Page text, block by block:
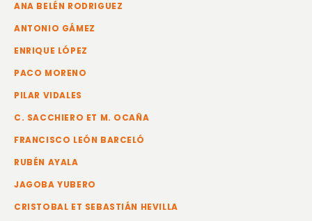
ANA BELÉN RODRIGUEZ
ANTONIO GÁMEZ
ENRIQUE LÓPEZ
PACO MORENO
PILAR VIDALES
C. SACCHIERO ET M. OCAÑA
FRANCISCO LEÓN BARCELÓ
RUBÉN AYALA
JAGOBA YUBERO
CRISTOBAL ET SEBASTIÁN HEVILLA